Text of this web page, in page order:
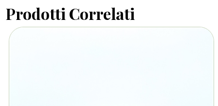
Prodotti Correlati